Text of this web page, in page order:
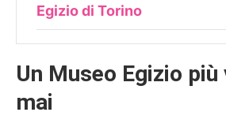
Egizio di Torino
La guida cartacea del
Il Museo Egizio di Torino
Un Museo Egizio più
mai